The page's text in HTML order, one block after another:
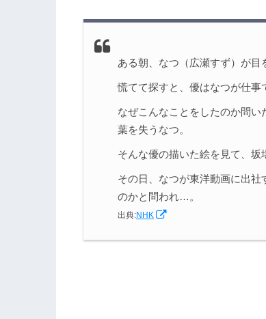
ある朝、なつ（広瀬すず）が目
慌てて探すと、優はなつが仕事
なぜこんなことをしたのか問
葉を失うなつ。
そんな優の描いた絵を見て、坂
その日、なつが東洋動画に出社
のかと問われ…。
出典:NHK